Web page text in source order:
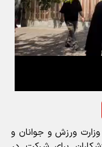
ورزش و جوانان و